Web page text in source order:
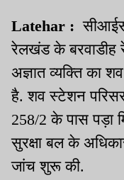
Latehar :
रेलखंड के
अज्ञात व्यक्ति का
है. शव स्टेशन
258/2 के पास पड़ा
सुरक्षा बल के
जांच शुरू की.